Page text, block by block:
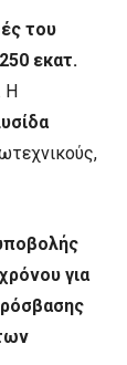
του
εκατ.
. Η
για